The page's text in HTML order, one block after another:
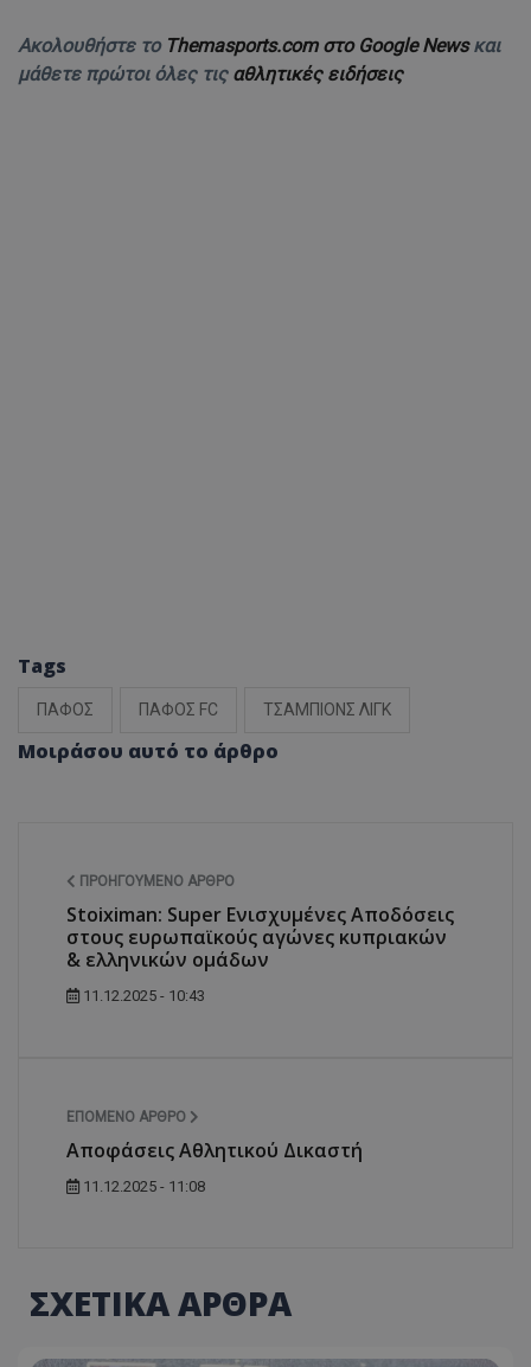
Ακολουθήστε το Themasports.com στο Google Newsκαι
μάθετε πρώτοι όλες τις αθλητικές ειδήσεις
Tags
ΠΑΦΟΣ ΠΑΦΟΣ FC ΤΣΑΜΠΙΟΝΣ ΛΙΓΚ
Μοιράσου αυτό το άρθρο
ΠΡΟΗΓΟΎΜΕΝΟ ΆΡΘΡΟ
Stoiximan: Super Ενισχυμένες Αποδόσεις
στους ευρωπαϊκούς αγώνες κυπριακών
& ελληνικών ομάδων
11.12.2025 - 10:43
ΕΠΌΜΕΝΟ ΆΡΘΡΟ
Αποφάσεις Αθλητικού Δικαστή
11.12.2025 - 11:08
ΣΧΕΤΙΚΑ ΑΡΘΡΑ